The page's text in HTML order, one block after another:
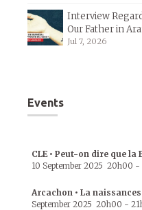
Interview
Our Father in
Jul 7, 2026
Events
CLE • Peut-on dire que la
10 September 2025 20h00 -
Arcachon • La
September 2025 20h00 -